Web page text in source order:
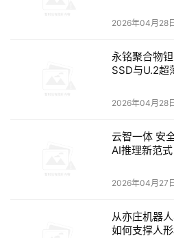
6299.00元。感兴趣的朋友可以
威联通位于上海的工厂，其
9001 质量管理系统、ISO
45001 职业健康与安全管理系统
步，中国制造已然闻名全球，其
2026年04月28
永铭聚合物
SSD与U.2超
2026年04月28
云智一体 安
AI推理新范式
2026年04月27
从亦庄机器
如何支撑人